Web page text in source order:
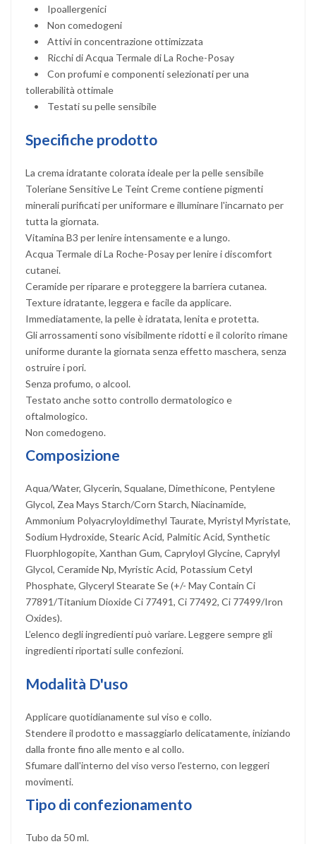
• Ipoallergenici
• Non comedogeni
• Attivi in concentrazione ottimizzata
• Ricchi di Acqua Termale di La Roche-Posay
• Con profumi e componenti selezionati per una
tollerabilità ottimale
• Testati su pelle sensibile
Specifiche prodotto
La crema idratante colorata ideale per la pelle sensibile
Toleriane Sensitive Le Teint Creme contiene pigmenti
minerali purificati per uniformare e illuminare l'incarnato per
tutta la giornata.
Vitamina B3 per lenire intensamente e a lungo.
Acqua Termale di La Roche-Posay per lenire i discomfort
cutanei.
Ceramide per riparare e proteggere la barriera cutanea.
Texture idratante, leggera e facile da applicare.
Immediatamente, la pelle è idratata, lenita e protetta.
Gli arrossamenti sono visibilmente ridotti e il colorito rimane
uniforme durante la giornata senza effetto maschera, senza
ostruire i pori.
Senza profumo, o alcool.
Testato anche sotto controllo dermatologico e
oftalmologico.
Non comedogeno.
Composizione
Aqua/Water, Glycerin, Squalane, Dimethicone, Pentylene
Glycol, Zea Mays Starch/Corn Starch, Niacinamide,
Ammonium Polyacryloyldimethyl Taurate, Myristyl Myristate,
Sodium Hydroxide, Stearic Acid, Palmitic Acid, Synthetic
Fluorphlogopite, Xanthan Gum, Capryloyl Glycine, Caprylyl
Glycol, Ceramide Np, Myristic Acid, Potassium Cetyl
Phosphate, Glyceryl Stearate Se (+/- May Contain Ci
77891/Titanium Dioxide Ci 77491, Ci 77492, Ci 77499/Iron
Oxides).
L’elenco degli ingredienti può variare. Leggere sempre gli
ingredienti riportati sulle confezioni.
Modalità D'uso
Applicare quotidianamente sul viso e collo.
Stendere il prodotto e massaggiarlo delicatamente, iniziando
dalla fronte fino alle mento e al collo.
Sfumare dall'interno del viso verso l'esterno, con leggeri
movimenti.
Tipo di confezionamento
Tubo da 50 ml.